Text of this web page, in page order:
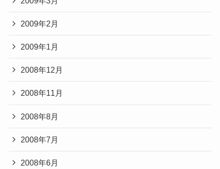
2009年2月
2009年1月
2008年12月
2008年11月
2008年8月
2008年7月
2008年6月